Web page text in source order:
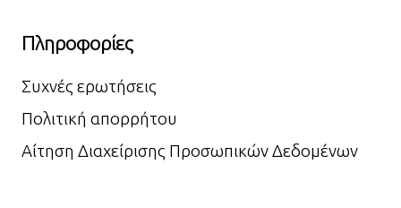
Πληροφορίες
Συχνές ερωτήσεις
Πολιτική απορρήτου
Αίτηση Διαχείρισης Προσωπικών Δεδομένων